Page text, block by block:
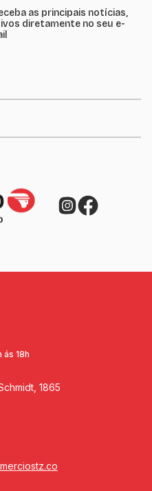
as principais notícias,
diretamente no seu e-
ás 18h
1865